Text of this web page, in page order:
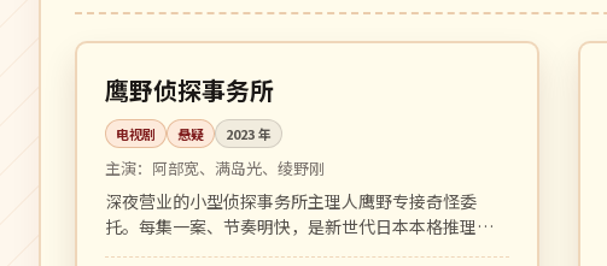
日本
鹰野侦探事务所
电视剧 悬疑 2023年
主演： 阿部宽、满岛光、绫野刚
深夜营业的小型侦探事务所主理人鹰野专接奇怪委
托。每集一案、节奏明快，是新世代日本本格推理剧
代表。